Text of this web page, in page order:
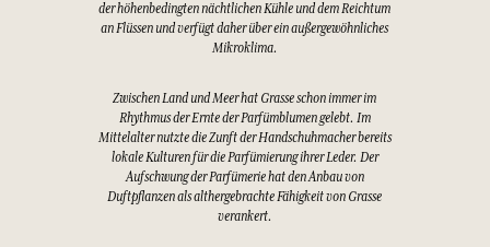
der höhenbedingten nächtlichen Kühle und dem Reichtum
an Flüssen und verfügt daher über ein außergewöhnliches
Mikroklima.
Zwischen Land und Meer hat Grasse schon immer im
Rhythmus der Ernte der Parfümblumen gelebt. Im
Mittelalter nutzte die Zunft der Handschuhmacher bereits
lokale Kulturen für die Parfümierung ihrer Leder. Der
Aufschwung der Parfümerie hat den Anbau von
Duftpflanzen als althergebrachte Fähigkeit von Grasse
verankert.